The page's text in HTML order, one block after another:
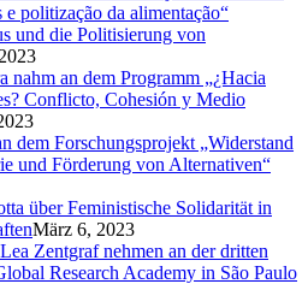
politização da alimentação“
und die Politisierung von
nahm an dem Programm „¿Hacia
Conflicto, Cohesión y Medio
dem Forschungsprojekt „Widerstand
und Förderung von Alternativen“
über Feministische Solidarität in
März 6, 2023
Zentgraf nehmen an der dritten
Research Academy in São Paulo